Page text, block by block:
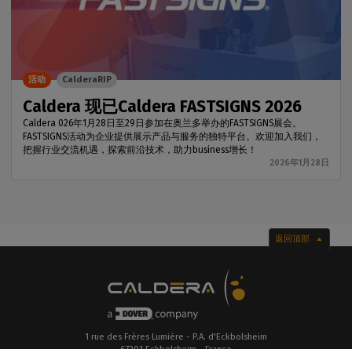
Caldera 现已Caldera FASTSIGNS 2026
Caldera 026年1月28日至29日参加在奥兰多举办的FASTSIGNS展会。
FASTSIGNS活动为企业提供展示产品与服务的独特平台。欢迎加入我们，
把握行业交流机遇，探索前沿技术，助力business增长！
2026年1月28日
活动 CalderaRIP
返回顶部
1 rue des Frères Lumière - P.A. d'Eckbolsheim